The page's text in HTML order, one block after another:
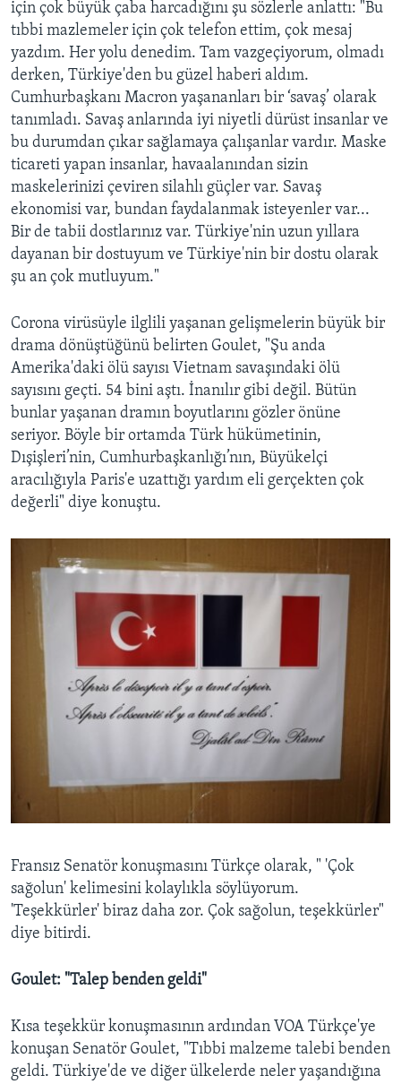
için çok büyük çaba harcadığını şu sözlerle anlattı: "Bu
tıbbi mazlemeler için çok telefon ettim, çok mesaj
yazdım. Her yolu denedim. Tam vazgeçiyorum, olmadı
derken, Türkiye'den bu güzel haberi aldım.
Cumhurbaşkanı Macron yaşananları bir ‘savaş’ olarak
tanımladı. Savaş anlarında iyi niyetli dürüst insanlar ve
bu durumdan çıkar sağlamaya çalışanlar vardır. Maske
ticareti yapan insanlar, havaalanından sizin
maskelerinizi çeviren silahlı güçler var. Savaş
ekonomisi var, bundan faydalanmak isteyenler var...
Bir de tabii dostlarınız var. Türkiye'nin uzun yıllara
dayanan bir dostuyum ve Türkiye'nin bir dostu olarak
şu an çok mutluyum."
Corona virüsüyle ilglili yaşanan gelişmelerin büyük bir
drama dönüştüğünü belirten Goulet, "Şu anda
Amerika'daki ölü sayısı Vietnam savaşındaki ölü
sayısını geçti. 54 bini aştı. İnanılır gibi değil. Bütün
bunlar yaşanan dramın boyutlarını gözler önüne
seriyor. Böyle bir ortamda Türk hükümetinin,
Dışişleri’nin, Cumhurbaşkanlığı’nın, Büyükelçi
aracılığıyla Paris'e uzattığı yardım eli gerçekten çok
değerli" diye konuştu.
Fransız Senatör konuşmasını Türkçe olarak, " 'Çok
sağolun' kelimesini kolaylıkla söylüyorum.
'Teşekkürler' biraz daha zor. Çok sağolun, teşekkürler"
diye bitirdi.
Goulet: "Talep benden geldi"
Kısa teşekkür konuşmasının ardından VOA Türkçe'ye
konuşan Senatör Goulet, "Tıbbi malzeme talebi benden
geldi. Türkiye'de ve diğer ülkelerde neler yaşandığına